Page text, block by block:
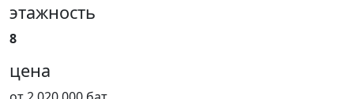
этажность
8
цена